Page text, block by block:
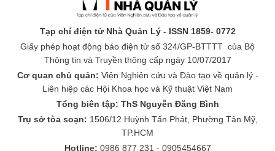
Liên hiệp các Hội Khoa học và Kỹ thuật Việt Nam
Trụ sở tòa soạn:1506/12 Huỳnh Tấn Phát, Phường Tân Mỹ,
TP.HCM
Hotline:0986 877 231 - 0905454667
Email: toasoan@nhaquanly.vn
THÔNG TIN TÒA SOẠN- ĐÓNG GÓP Ý KIẾN-
LIÊN HỆ QUẢNG
BÁO GIÁ QUẢNG CÁO